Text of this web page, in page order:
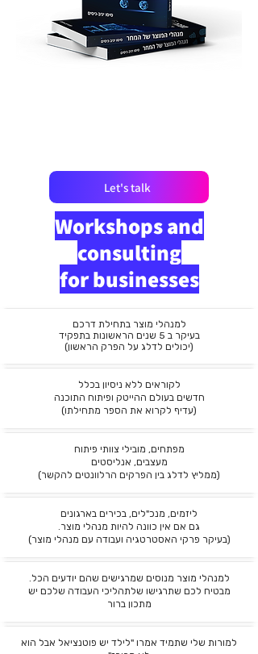
Let's talk
Workshops and
consulting
for businesses
למנהלי מוצר בתחילת דרכם
בעיקר ב 5 שנים הראשונות בתפקיד
(יכולים לדלג על הפרק הראשון)
לקוראים ללא ניסיון בכלל
חדשים בעולם ההייטק ופיתוח התוכנה
(עדיף לקרוא את הספר מתחילתו)
מפתחים, מובילי צוותי פיתוח
מעצבים, אנליסטים
(ממליץ לדלג בין הפרקים הרלוונטים להקשר)
ליזמים, מנכ"לים, בכירים בארגונים
גם אם אין כוונה להיות מנהלי מוצר.
(בעיקר פרקי האסטרטגיה ועבודה עם מנהלי מוצר)
למנהלי מוצר מנוסים שמרגישים שהם יודעים הכל.
מבטיח לכם שתרגישו שלתהליכי העבודה שלכם יש
מתכון ברור
למורות שלי שתמיד אמרו "לילד יש פוטנציאל אבל הוא